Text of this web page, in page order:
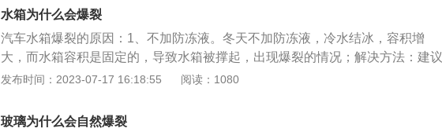
水箱为什么会爆裂
汽车水箱爆裂的原因：1、不加防冻液。冬天不加防冻液，冷水结冰，容积增
大，而水箱容积是固定的，导致水箱被撑起，出现爆裂的情况；解决方法：建议
车主及时添加防冻液，并定期检查车况；2、未清洗或换水。水箱长时间未清洗
决方法：建议车主及时清洗水箱并更换水，定期检查水箱情况；3、气缸漏气。
发布时间：2023-07-17 16:18:55 阅读：1080
玻璃为什么会自然爆裂